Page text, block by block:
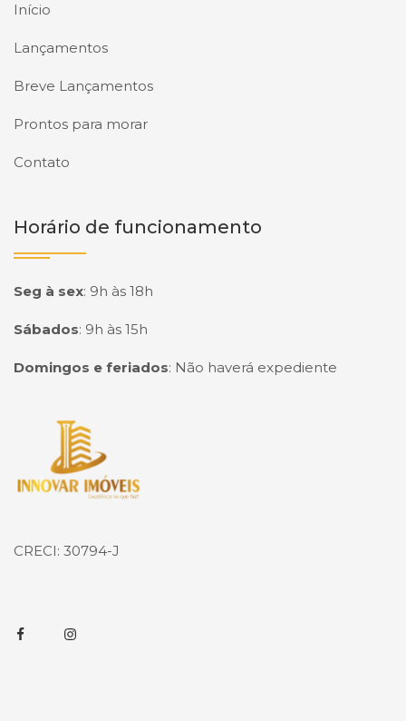
Início
Lançamentos
Breve Lançamentos
Prontos para morar
Contato
Horário de funcionamento
Seg à sex: 9h às 18h
Sábados: 9h às 15h
Domingos e feriados: Não haverá expediente
Página inicial
CRECI: 30794-J
FacebookInstagram